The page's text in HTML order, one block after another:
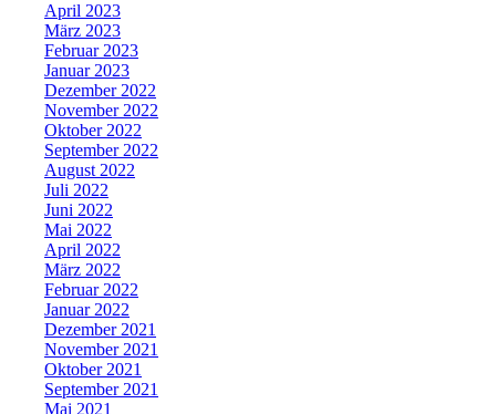
April 2023
März 2023
Februar 2023
Januar 2023
Dezember 2022
November 2022
Oktober 2022
September 2022
August 2022
Juli 2022
Juni 2022
Mai 2022
April 2022
März 2022
Februar 2022
Januar 2022
Dezember 2021
November 2021
Oktober 2021
September 2021
Mai 2021